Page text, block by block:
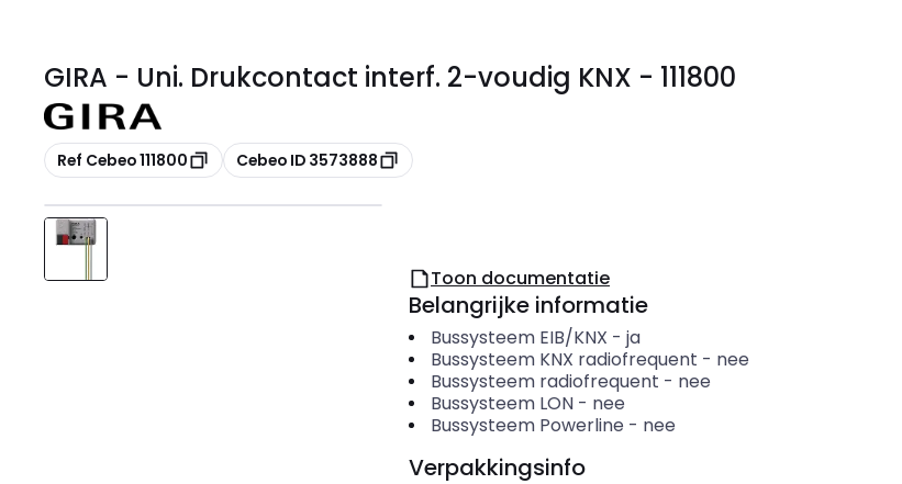
GIRA - Uni. Drukcontact interf. 2-voudig KNX - 111800
Kopiëren
Ref Cebeo 111800 Kopiëren
Cebeo ID 3573888
Toon documentatie
Belangrijke informatie
Bussysteem EIB/KNX - ja
Bussysteem KNX radiofrequent - nee
Bussysteem radiofrequent - nee
Bussysteem LON- nee
Bussysteem Powerline - nee
Verpakkingsinfo